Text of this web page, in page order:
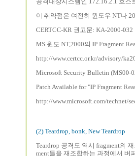
이 취약점은 여전히 윈도우 NT나
CERTCC-KR 권고문: KA-2000-032
MS 윈도 NT,2000의 IP Fragment
http://www.certcc.or.kr/advisory/
Microsoft Security Bulletin (MS00-
Patch Available for "IP Fragment
http://www.microsoft.com/technet/
(2) Teardrop, bonk, New Teardrop
Teardrop 공격도 역시 fragment의
ment들을 재조합하는 과정에서 버